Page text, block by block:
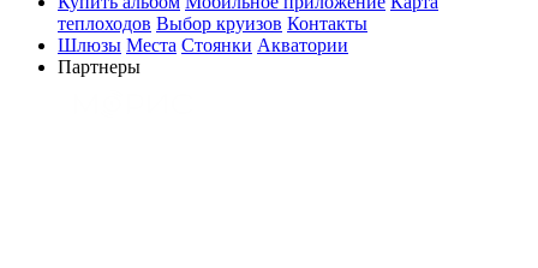
теплоходов Выбор круизов Контакты
Шлюзы Места Стоянки Акватории
Партнеры